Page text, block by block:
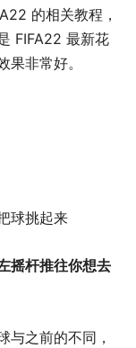
的相关教程，
FIFA22 最新花
非常好。
球挑起来
摇杆推往你想去
与之前的不同，